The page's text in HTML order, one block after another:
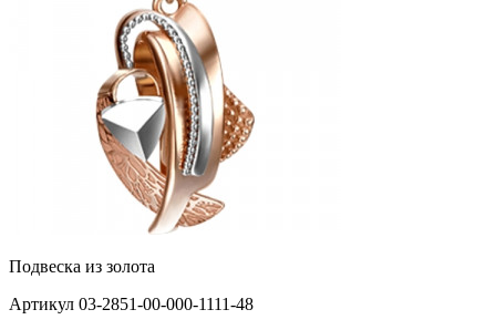
Подвеска из золота
Артикул 03-2851-00-000-1111-48